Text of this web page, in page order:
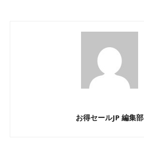
お得セールJP 編集部